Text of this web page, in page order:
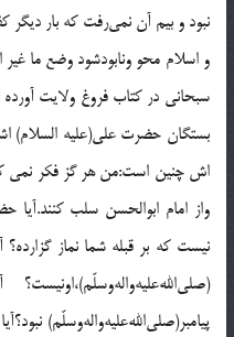
نبود و بيم آن نمي‌رفت كه بار ديگر
سبحاني در كتاب فروغ ولايت
بستگان حضرت علي(عليه السلام)
اش چنين است:من هر گز فكر نمي
واز امام ابوالحسن سلب
نيست كه بر قبله شما نماز گزارده؟
پيامبر(صلي‌الله‌عليه‌واله‌وسلّم)